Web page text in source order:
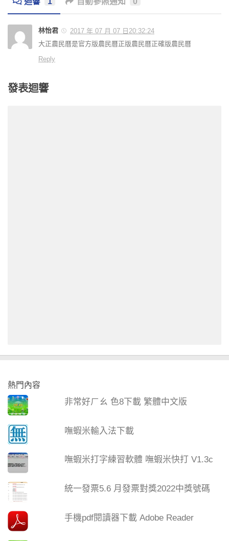
林怡君
2017 年 07 月 07 日20:32:24
大正農民曆是官方版農民曆正版農民曆正確版農民曆
Reply
發表迴響
熱門內容
非常好ㄏㄠ 色8下載 繁體中文版
嘸蝦米輸入法下載
嘸蝦米打字練習軟體 嘸蝦米快打 V1.3c
統一發票5.6 月發票對獎2022中獎號碼
手機pdf閱讀器下載 Adobe Reader